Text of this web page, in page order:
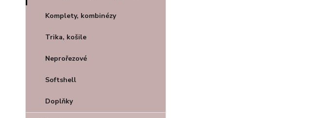
Komplety, kombinézy
Trika, košile
Neprořezové
Softshell
Doplňky